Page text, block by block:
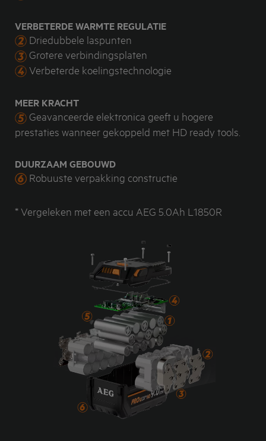
VERBETERDE WARMTE REGULATIE
Driedubbele laspunten
Grotere verbindingsplaten
Verbeterde koelingstechnologie
MEER KRACHT
Geavanceerde elektronica geeft u hogere
prestaties wanneer gekoppeld met HD ready tools.
DUURZAAM GEBOUWD
Robuuste verpakking constructie
* Vergeleken met een accu AEG 5.0Ah L1850R